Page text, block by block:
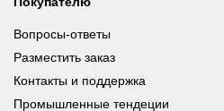
Вопросы-ответы
Разместить заказ
Контакты и поддержка
Промышленные тендеции